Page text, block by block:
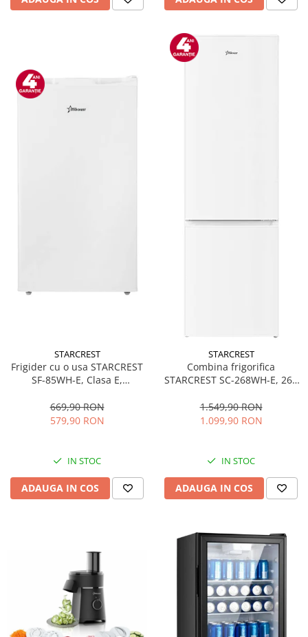
STARCREST
Frigider cu o usa STARCREST
SF-85WH-E, Clasa E,
interioara, Compartiment
gheata, H 82 cm, Alb
669,90 RON
579,90 RON
IN STOC
ADAUGA IN COS
STARCREST
Combina frigorifica
STARCREST SC-268WH-E, 268
Termostat reglabil, Iluminare
LED, Picioare ajustabile, Usi
1.549,90 RON
1.099,90 RON
IN STOC
ADAUGA IN COS